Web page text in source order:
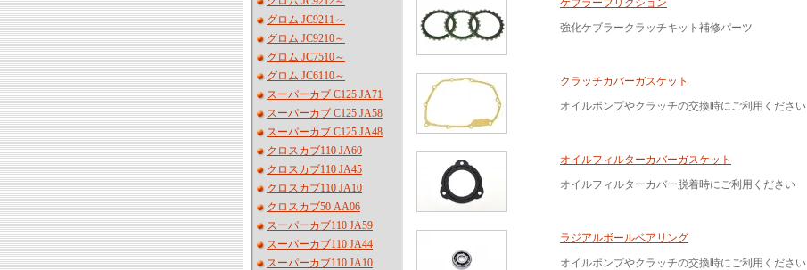
グロム JC9211～
グロム JC9210～
グロム JC7510～
グロム JC6110～
スーパーカブ C125 JA71
スーパーカブ C125 JA58
スーパーカブ C125 JA48
クロスカブ110 JA60
クロスカブ110 JA45
クロスカブ110 JA10
クロスカブ50 AA06
スーパーカブ110 JA59
スーパーカブ110 JA44
スーパーカブ110 JA10
ケブラーフリクション
強化ケブラークラッチキット補修パーツ
クラッチカバーガスケット
オイルポンプやクラッチの交換時にご利用ください
オイルフィルターカバーガスケット
オイルフィルターカバー脱着時にご利用ください
ラジアルボールベアリング
オイルポンプやクラッチの交換時にご利用ください